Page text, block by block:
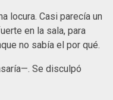
locura. Casi parecía un
en la sala, para
no sabía el por qué.
Se disculpó